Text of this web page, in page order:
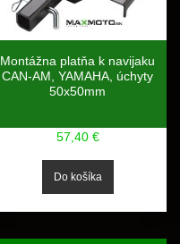
Montážna platňa k navijaku
CAN-AM, YAMAHA, úchyty
50x50mm
57,40 €